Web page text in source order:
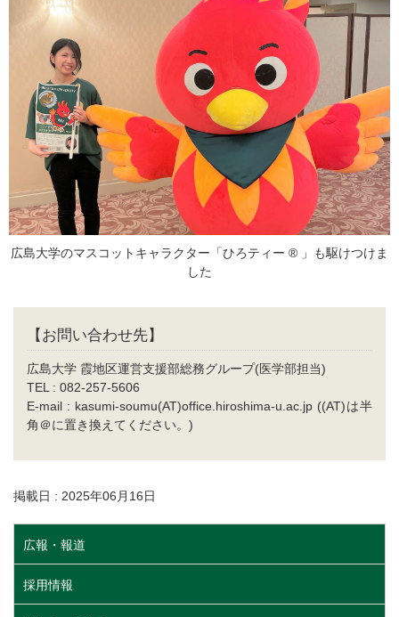
広島大学のマスコットキャラクター「ひろティー ® 」も駆けつけま
した
【お問い合わせ先】
広島大学 霞地区運営支援部総務グループ(医学部担当)
TEL : 082-257-5606
E-mail : kasumi-soumu(AT)office.hiroshima-u.ac.jp ((AT)は半
角＠に置き換えてください。)
掲載日 : 2025年06月16日
広報・報道
採用情報